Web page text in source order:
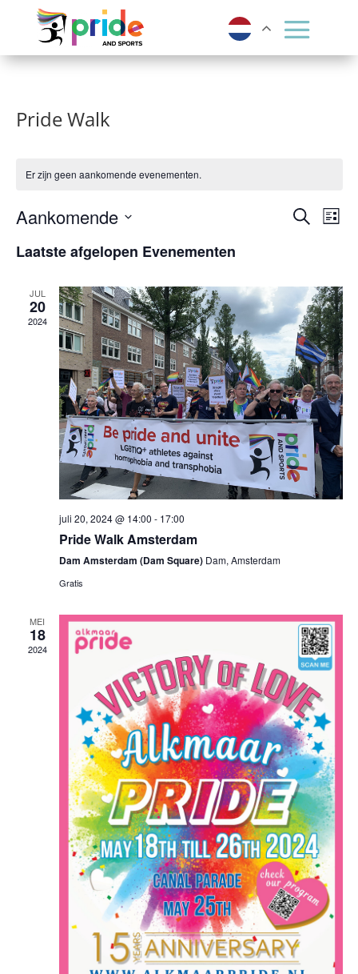
Pride Walk
Er zijn geen aankomende evenementen.
Zoeken
Lijst
Aankomende
een
Laatste afgelopen Evenementen
JUL
20
2024
juli 20, 2024 @ 14:00 - 17:00
Pride Walk Amsterdam
Dam Amsterdam (Dam Square) Dam, Amsterdam
Gratis
MEI
18
2024